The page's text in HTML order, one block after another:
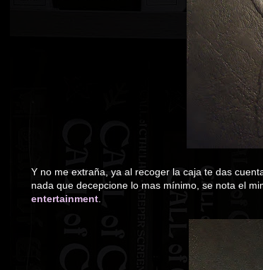
Y no me extraña, ya al recoger la caja te das
nada que decepcione lo mas mínimo, se nota el
entertainment